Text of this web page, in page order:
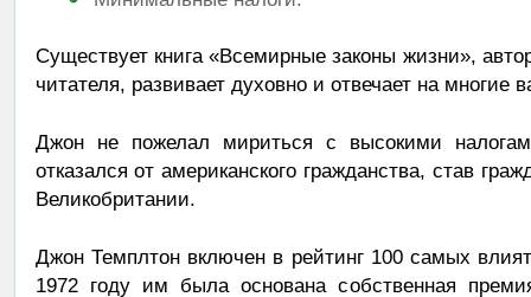
Существует книга «Всемирные законы жизни»,
читателя, развивает духовно и отвечает на многие
Джон не пожелал мириться с высокими
отказался от американского гражданства, став
Великобритании.
Джон Темплтон включен в рейтинг 100 самых
1972 году им была основана собственная